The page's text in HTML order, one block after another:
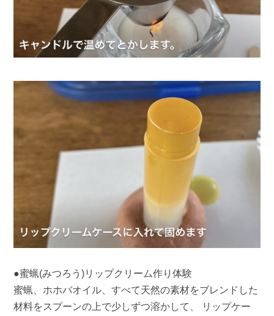
●蜜蝋(みつろう)リップクリーム作り体験
蜜蝋、ホホバオイル、すべて天然の素材をブレンドした
材料をスプーンの上で少しずつ溶かして、 リップケー